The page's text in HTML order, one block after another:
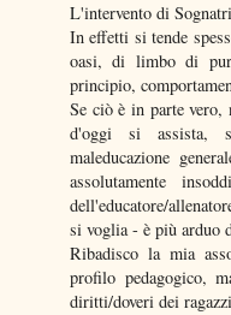
L'intervento di
In effetti si tende
oasi, di limbo di
principio,
Se ciò è in parte vero,
d'oggi si assista,
maleducazione
assolutamente
dell'educatore/
si voglia - è più arduo
Ribadisco la mia
profilo pedagogico,
diritti/doveri dei